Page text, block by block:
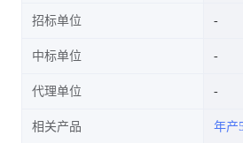
招标单位
中标单位
代理单位
相关产品 年产